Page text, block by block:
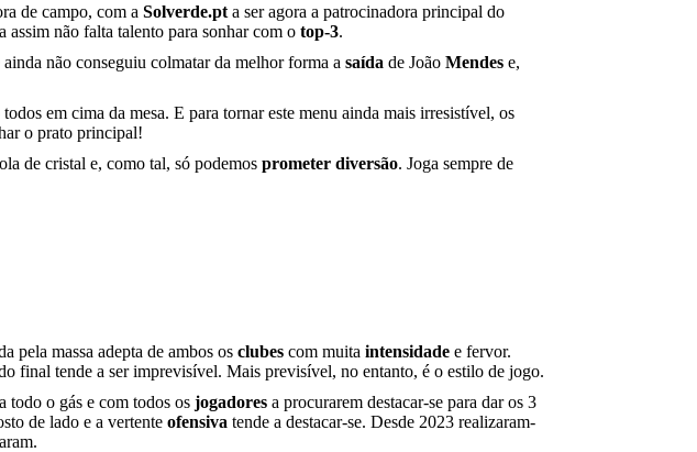
de campo, com aSolverde.pt a ser agora a patrocinadora principal do
assim não falta talento para sonhar com otop-3.
ainda não conseguiu colmatar da melhor forma asaída de JoãoMendes e,
todos em cima da mesa. E para tornar este menu ainda mais irresistível, os
o prato principal!
de cristal e, como tal, só podemosprometer diversão. Joga sempre de
pela massa adepta de ambos osclubes com muitaintensidade e fervor.
final tende a ser imprevisível. Mais previsível, no entanto, é o estilo de jogo.
a todo o gás e com todos osjogadores a procurarem destacar-se para dar os 3
de lado e a vertenteofensiva tende a destacar-se. Desde 2023 realizaram-